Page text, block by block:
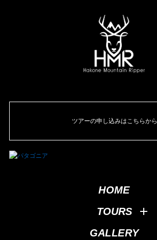
ツアーの申し込みはこちらから
HOME
TOURS
GALLERY